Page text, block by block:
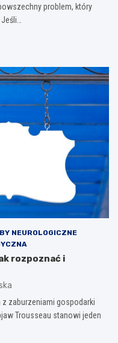
problem, który
NEUROLOGICZNE
rozpoznać i
zaburzeniami gospodarki
Trousseau stanowi jeden